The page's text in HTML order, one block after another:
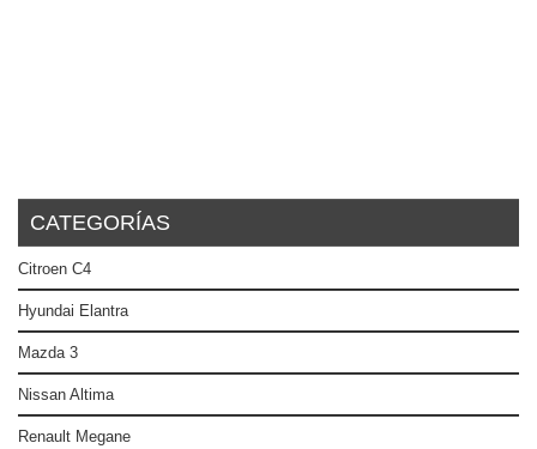
CATEGORÍAS
Citroen C4
Hyundai Elantra
Mazda 3
Nissan Altima
Renault Megane